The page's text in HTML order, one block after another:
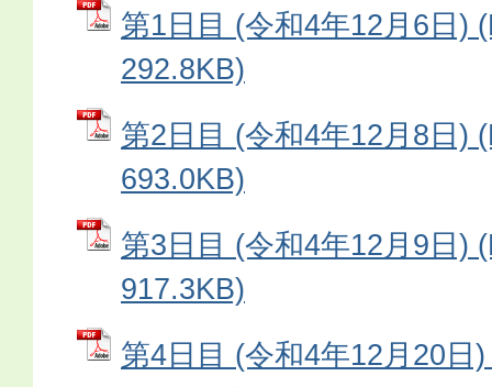
第1日目 (令和4年12月6日)
292.8KB)
第2日目 (令和4年12月8日)
693.0KB)
第3日目 (令和4年12月9日)
917.3KB)
第4日目 (令和4年12月20日